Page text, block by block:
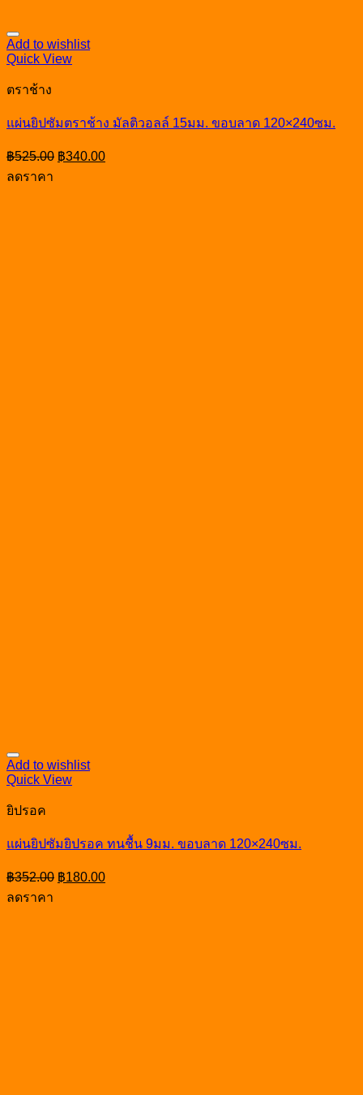
Add to wishlist
Quick View
ตราช้าง
แผ่นยิปซัมตราช้าง มัลติวอลล์ 15มม. ขอบลาด 120×240ซม.
฿525.00 Original
price
฿340.00Current
price
ลดราคา
Add to wishlist
Quick View
ยิปรอค
แผ่นยิปซัมยิปรอค ทนชื้น 9มม. ขอบลาด 120×240ซม.
฿352.00 Original
price
฿180.00Current
price
ลดราคา